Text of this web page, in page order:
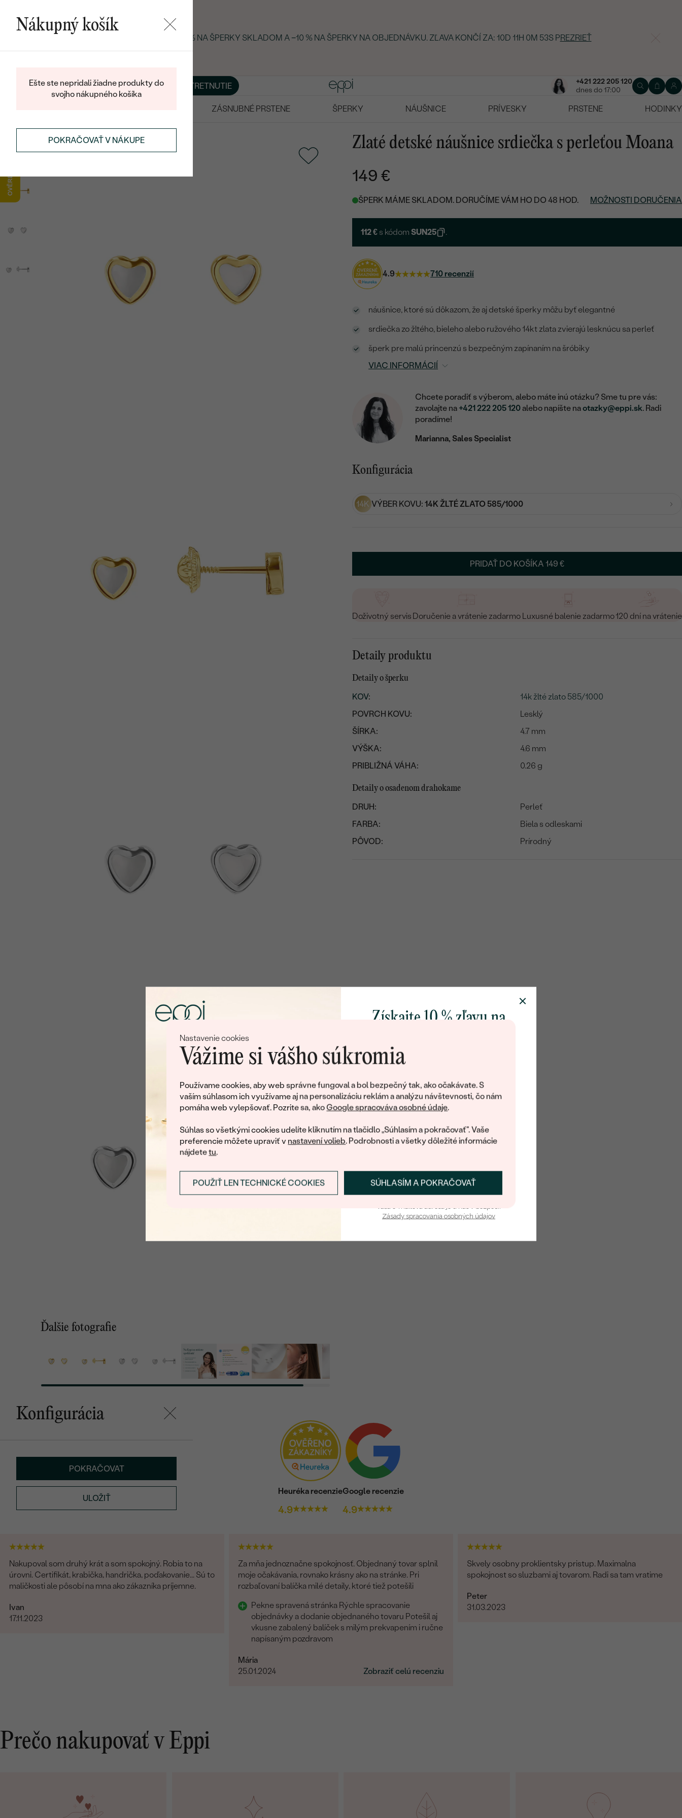
Nastavenie cookies
Vážime si vášho súkromia
Používame cookies, aby web správne fungoval a bol bezpečný tak, ako očakávate. S
vaším súhlasom ich využívame aj na personalizáciu reklám a analýzu návštevnosti, čo nám
pomáha web vylepšovať. Pozrite sa, akoGoogle spracováva osobné údaje.
Súhlas so všetkými cookies udelíte kliknutím na tlačidlo „Súhlasím a pokračovať". Vaše
preferencie môžete upraviť v nastavení volieb. Podrobnosti a všetky dôležité informácie
nájdetetu.
SÚHLASÍM A POKRAČOVAŤ
POUŽIŤ LEN TECHNICKÉ COOKIES
LETNÝ BLACK FRIDAY: −25 % NA ŠPERKY SKLADOM A −10 % NA ŠPERKY NA OBJEDNÁVKU. ZĽAVA KONČÍ ZA: 10D 11H 0M 52SPREZRIEŤ
BLOGŠPERKY NA MIERU DOHODNÚŤ STRETNUTIE
+421 222 205 120
dnes do 17:00
ZÁSNUBNÉ PRSTENE ŠPERKY NÁUŠNICE PRÍVESKY PRSTENE
HODINKY
NÁUŠNICEDETSKÉ NÁUŠNICE
Ďalšie fotografie
Zlaté detské náušnice srdiečka s perleťou Moana
149 €
ŠPERK MÁME SKLADOM. DORUČÍME VÁM HO DO 48 HOD. MOŽNOSTI DORUČENIA
112 € s kódomSUN25 .
4.9 710 recenzií
náušnice, ktoré sú dôkazom, že aj detské šperky môžu byť elegantné
srdiečka zo žltého, bieleho alebo ružového 14kt zlata zvierajú lesknúcu sa perleť
šperk pre malú princenzú s bezpečným zapínaním na šróbiky
VIAC INFORMÁCIÍ
Chcete poradiť s výberom, alebo máte inú otázku? Sme tu pre vás:
zavolajte na +421 222 205 120alebo napíšte naotazky@eppi.sk. Radi
poradíme!
Marianna, Sales Specialist
Konfigurácia
14K VÝBER KOVU: 14K ŽLTÉ ZLATO 585/1000
PRIDAŤ DO KOŠÍKA149 €
Doživotný servis Doručenie a vrátenie zadarmo Luxusné balenie zadarmo120 dní na vrátenie
Detaily produktu
Detaily o šperku
KOV:
14k žlté zlato 585/1000
POVRCH KOVU:
Lesklý
ŠÍRKA:
4.7 mm
VÝŠKA:
4.6 mm
PRIBLIŽNÁ VÁHA:
0.26 g
Detaily o osadenom drahokame
DRUH:
Perleť
FARBA:
Biela s odleskami
PÔVOD:
Prírodný
Konfigurácia
POKRAČOVAT
ULOŽIŤ
Heuréka recenzie
4.9
Google recenzie
4.9
Nakupoval som druhý krát a som spokojný. Robia to na
úrovni. Certifikát, krabička, handrička, poďakovanie... Sú to
maličkosti ale pôsobí na mna ako zákazníka príjemne.
Ivan
17.11.2023
Za mňa jednoznačne spokojnosť. Objednaný tovar splnil
moje očakávania, rovnako krásny ako na stránke. Pri
rozbaľovaní balíčka milé detaily, ktoré tiež potešili
Pekne spravená stránka Rýchle spracovanie
objednávky a dodanie objednaného tovaru Potešil aj
vkusne zabalený balíček s milým prekvapením i ručne
napísaným pozdravom
Mária
25.01.2024
Zobraziť celú recenziu
Skvely osobny proklientsky pristup. Maximalna
spokojnost so sluzbami aj tovarom. Radi sa tam vratime
Peter
31.03.2023
Prečo nakupovať v Eppi
Nákupný košík
Ešte ste nepridali žiadne produkty do
svojho nákupného košíka
POKRAČOVAŤ V NÁKUPE
Získajte 10 % zľavu na
poctivo vyrábaných šperkov Eppi.
Ako darček na privítanie vám
obratom pošleme zľavový kód na
Prihlásiť sa a získať zľavu
Zásady spracovania osobných údajov